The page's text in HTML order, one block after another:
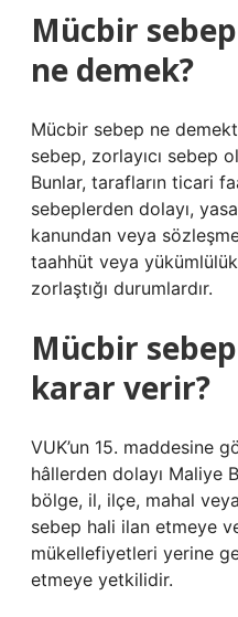
Mücbir
ne demek?
Mücbir sebep ne
sebep, zorlayıcı sebep
Bunlar, tarafların ticari
sebeplerden dolayı,
kanundan veya
taahhüt veya
zorlaştığı durumlardır.
Mücbir
karar verir?
VUK’un 15. maddesine
hâllerden dolayı Maliye
bölge, il, ilçe, mahal
sebep hali ilan etmeye
mükellefiyetleri yerine
etmeye yetkilidir.